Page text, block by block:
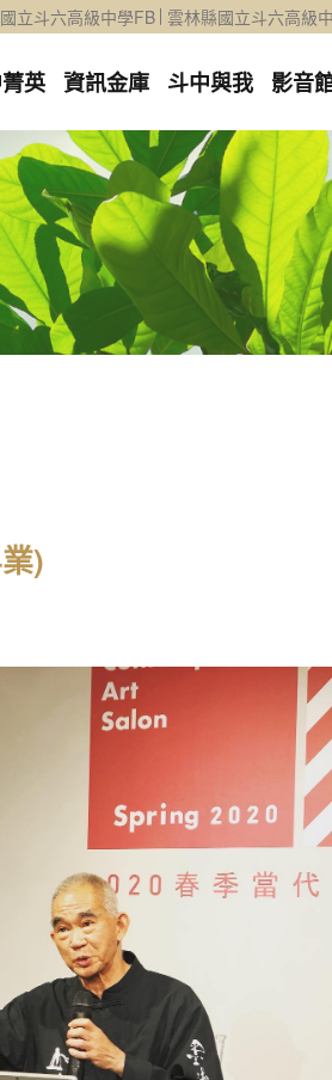
國立斗六高級中學FB 雲林縣國立斗六高級
英 資訊金庫 斗中與我 影音
)